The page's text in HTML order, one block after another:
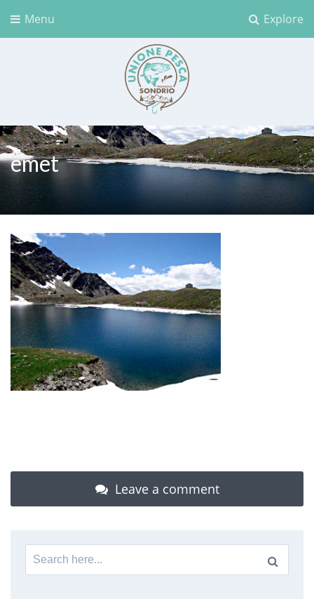
Explore
Menu
Unione Pesca Sondrio
emet
Leave a comment
Search
for: